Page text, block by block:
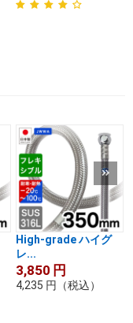
High-grade ハイグ
レ...
3,850 円
4,235 円 （税込）